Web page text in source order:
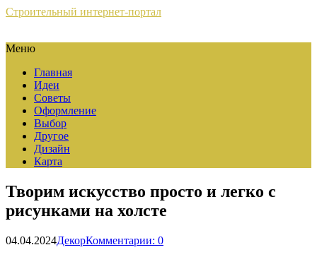
Строительный интернет-портал
Меню
Главная
Идеи
Советы
Оформление
Выбор
Другое
Дизайн
Карта
Творим искусство просто и легко с
рисунками на холсте
04.04.2024ДекорКомментарии: 0